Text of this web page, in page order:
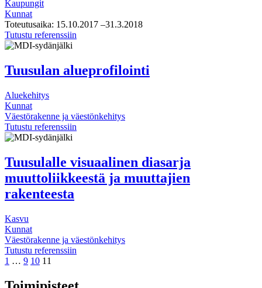
Kaupungit
Kunnat
Toteutusaika: 15.10.2017 –31.3.2018
Tutustu referenssiin
kehittämissuunnitelmat
Tuusulan alueprofilointi
Aluekehitys
Kunnat
Väestörakenne ja väestönkehitys
Tutustu referenssiin
Tuusulalle visuaalinen diasarja
muuttoliikkeestä ja muuttajien
rakenteesta
Kasvu
Kunnat
Väestörakenne ja väestönkehitys
Tutustu referenssiin
muuttoliikkeestä
Page
1 … Page
9 Page
10 Page
11